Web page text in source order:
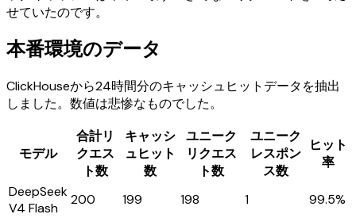
せていたのです。
本番環境のデータ
ClickHouseから24時間分のキャッシュヒットデータを抽出
しました。数値は悲惨なものでした。
モデル
合計リ
クエス
ト数
キャッシ
ュヒット
数
ユニーク
リクエス
ト数
ユニーク
レスポン
ス数
ヒット
率
DeepSeek
V4 Flash
200 199 198 1
99.5%